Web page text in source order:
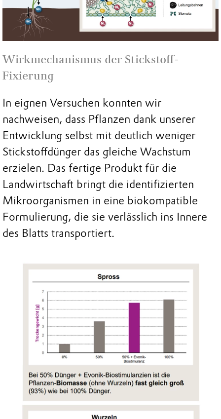
Wirkmechanismus der Stickstoff-
Fixierung
In eignen Versuchen konnten wir
nachweisen, dass Pflanzen dank unserer
Entwicklung selbst mit deutlich weniger
Stickstoffdünger das gleiche Wachstum
erzielen. Das fertige Produkt für die
Landwirtschaft bringt die identifizierten
Mikroorganismen in eine biokompatible
Formulierung, die sie verlässlich ins Innere
des Blatts transportiert.